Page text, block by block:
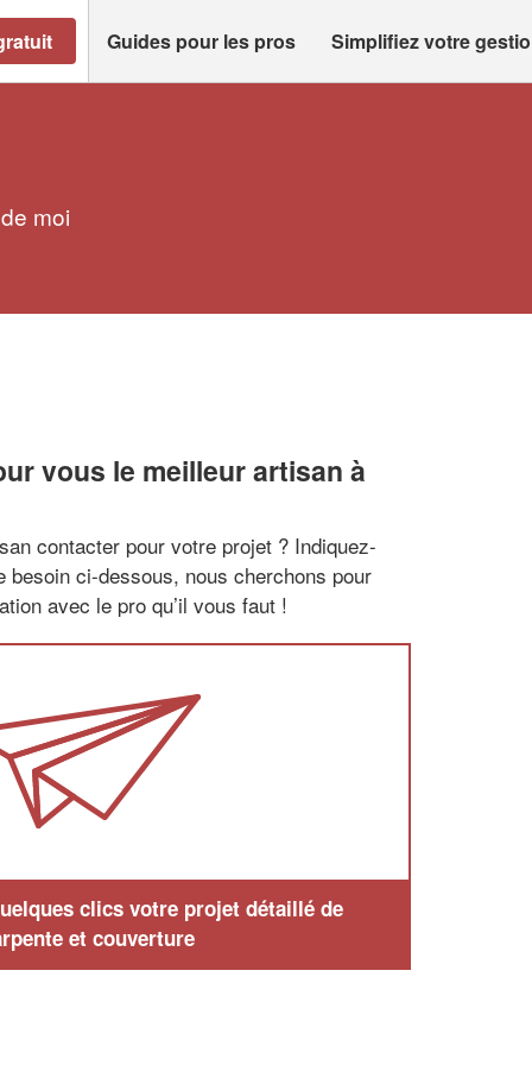
Guides pour les pros Simplifiez votre
moi
vous le meilleur artisan à
contacter pour votre projet ? Indiquez-
besoin ci-dessous, nous cherchons pour
avec le pro qu’il vous faut !
clics votre projet détaillé de
et couverture